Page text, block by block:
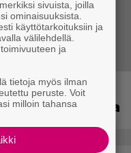
–
pelimaailmassa
sivuista, joilla
ominaisuuksista.
käyttötarkoituksiin ja
välilehdellä.
ja
tietoja myös ilman
peruste. Voit
milloin tahansa